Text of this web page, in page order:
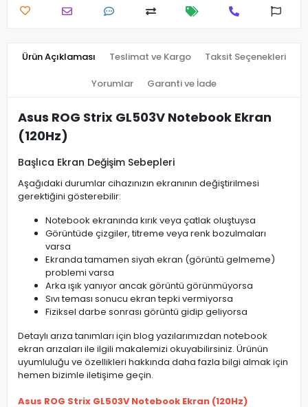
Ürün Açıklaması Teslimat ve Kargo Taksit Seçenekleri
Yorumlar Garanti ve İade
Asus ROG Strix GL503V Notebook Ekran
(120Hz)
Başlıca Ekran Değişim Sebepleri
Aşağıdaki durumlar cihazınızın ekranının değiştirilmesi
gerektiğini gösterebilir:
Notebook ekranında kırık veya çatlak oluştuysa
Görüntüde çizgiler, titreme veya renk bozulmaları
varsa
Ekranda tamamen siyah ekran (görüntü gelmeme)
problemi varsa
Arka ışık yanıyor ancak görüntü görünmüyorsa
Sıvı teması sonucu ekran tepki vermiyorsa
Fiziksel darbe sonrası görüntü gidip geliyorsa
Detaylı arıza tanımları için blog yazılarımızdan notebook
ekran arızaları ile ilgili makalemizi okuyabilirsiniz. Ürünün
uyumluluğu ve özellikleri hakkında daha fazla bilgi almak için
hemen bizimle iletişime geçin.
Asus ROG Strix GL503V Notebook Ekran (120Hz)